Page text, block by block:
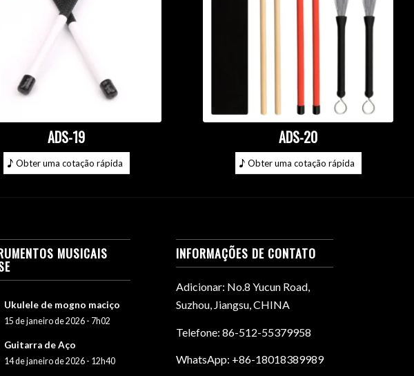
ADS-19
Obter uma cotação rápida
ADS-20
Obter uma cotação rápida
MUSICAIS
Ukulele de mogno maciço
15 de janeiro de 2026 - 7h02
Guitarra de Aço
14 de janeiro de 2026 - 12h40
INFORMAÇÕES DE CONTATO
Adicionar: No.8 Yucun Road,
Suzhou, Jiangsu, CHINA
Telefone: 86-512-55379958
WhatsApp: +86-18018389989